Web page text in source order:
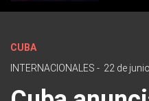
CUBA
INTERNACIONALES - 22 de